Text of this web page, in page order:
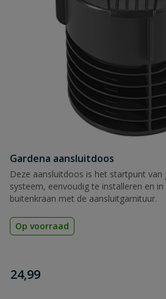
Gardena aansluitdoos
Deze aansluitdoos is het startpunt van
systeem, eenvoudig te installeren en
buitenkraan met de aansluitgarnituur.
Op voorraad
€
24,99